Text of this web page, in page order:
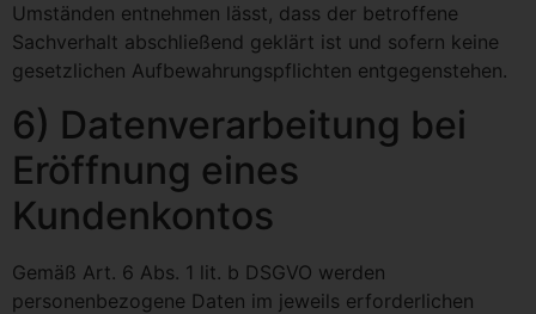
Umständen entnehmen lässt, dass der betroffene
Sachverhalt abschließend geklärt ist und sofern keine
gesetzlichen Aufbewahrungspflichten entgegenstehen.
6) Datenverarbeitung bei
Eröffnung eines
Kundenkontos
Gemäß Art. 6 Abs. 1 lit. b DSGVO werden
personenbezogene Daten im jeweils erforderlichen